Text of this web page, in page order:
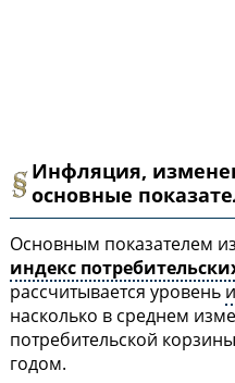
Инфляция,
основные
Основным показателем
индекс
рассчитывается уровень
насколько в среднем
потребительской
годом.